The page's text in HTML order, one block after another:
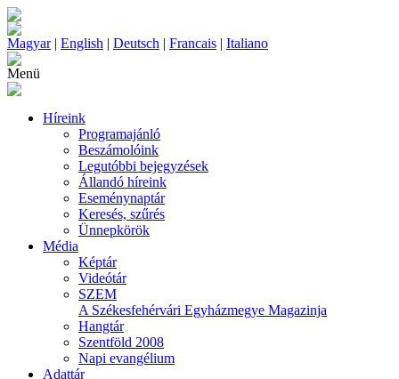
Magyar| English | Deutsch | Francais | Italiano
Menü
Híreink
Programajánló
Beszámolóink
Legutóbbi bejegyzések
Állandó híreink
Eseménynaptár
Keresés, szűrés
Ünnepkörök
Média
Képtár
Videótár
SZEM
A Székesfehérvári Egyházmegye Magazinja
Hangtár
Szentföld 2008
Napi evangélium
Adattár